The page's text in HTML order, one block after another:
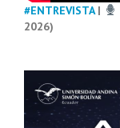
#ENTREVISTA|
2026)